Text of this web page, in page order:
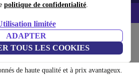
politique de confidentialité.
limitée
ADAPTER
TOUS LES COOKIES
– Code : IPHONEDEAL -
de haute qualité et à prix avantageux.